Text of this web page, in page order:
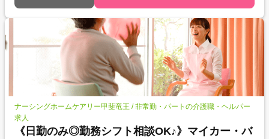
ナーシングホームケアリー甲斐竜王 / 非常勤・パートの介護職・ヘルパー
求人
《日勤のみ◎勤務シフト相談OK♪》マイカー・バ